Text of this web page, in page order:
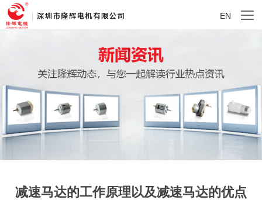
EN
减速马达的工作原理以及减速马达的优点